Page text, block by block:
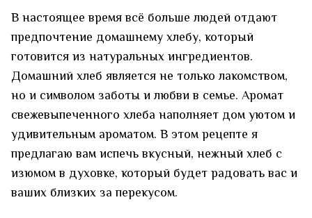
В настоящее время всё больше людей отдают
предпочтение домашнему хлебу, который
готовится из натуральных ингредиентов.
Домашний хлеб является не только лакомством,
но и символом заботы и любви в семье. Аромат
свежевыпеченного хлеба наполняет дом уютом и
удивительным ароматом. В этом рецепте я
предлагаю вам испечь вкусный, нежный хлеб с
изюмом в духовке, который будет радовать вас и
ваших близких за перекусом.